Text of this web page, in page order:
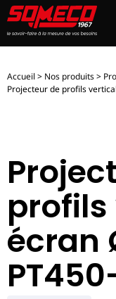
Accueil > Nos produits>
Projecteur de profils
écran